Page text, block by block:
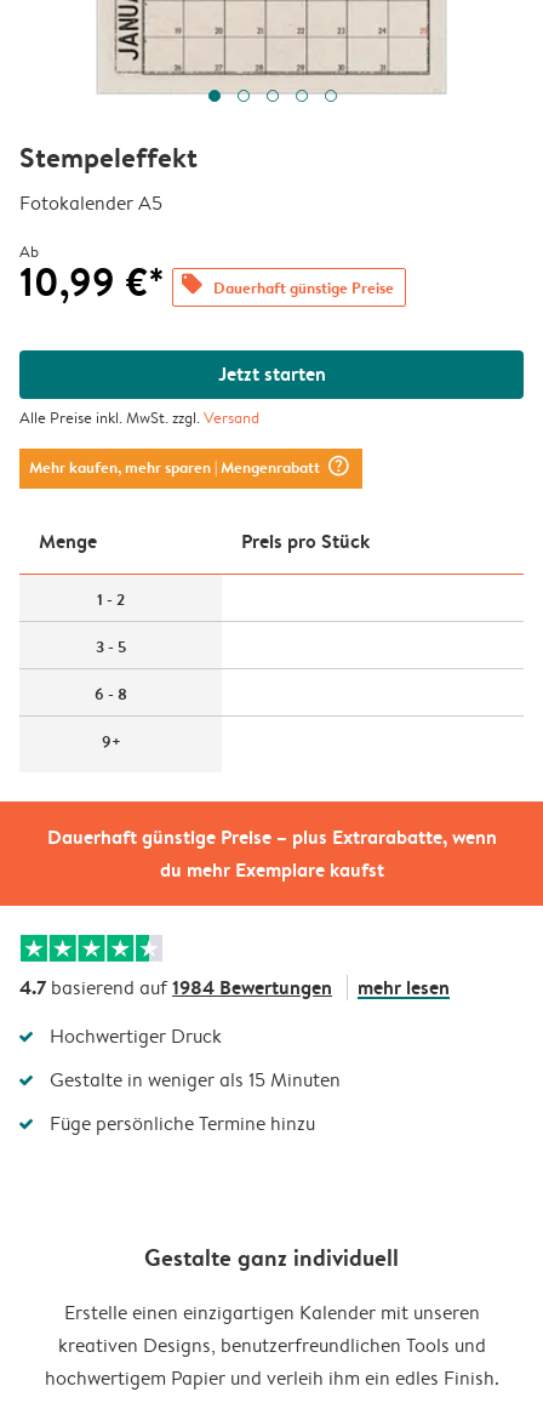
Dauerhaft günstige Preise – plus Extrarabatte, wenn
du mehr Exemplare kaufst
Stempeleffekt
Fotokalender A5
Ab
10,99 €* offers Dauerhaft günstige Preise
Jetzt starten
Alle Preise inkl. MwSt. zzgl.Versand
Mehr kaufen, mehr sparen| Mengenrabatt question_mark_circle
Menge Preis pro Stück
1 - 2
3 - 5
6 - 8
9+
4.7 basierend auf1984 Bewertungen mehr lesen
Hochwertiger Druck
Gestalte in weniger als 15 Minuten
Füge persönliche Termine hinzu
Gestalte ganz individuell
Erstelle einen einzigartigen Kalender mit unseren
kreativen Designs, benutzerfreundlichen Tools und
hochwertigem Papier und verleih ihm ein edles Finish.